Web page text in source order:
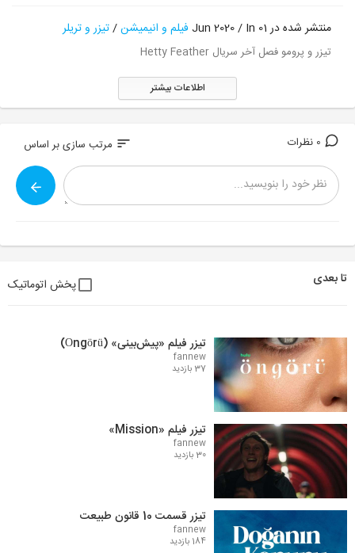
منتشر شده در 01 Jun 2020 / In فیلم و انیمیشن/تیزر و تریلر
تیزر و پرومو فصل آخر سریال Hetty Feather
اطلاعات بیشتر
sort مرتب سازی بر اساس
تا بعدی پخش اتوماتیک
تیزر فیلم «پیش‌بینی» (Öngörü)
fannew
37 بازدید
تیزر فیلم «Mission»
fannew
30 بازدید
تیزر قسمت 10 قانون طبیعت
fannew
184 بازدید